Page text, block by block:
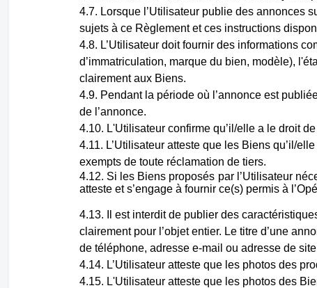
Lorsque l’Utilisateur publie des annonces
sujets à ce Règlement et ces instructions
L’Utilisateur doit fournir des informations
d’immatriculation, marque du bien, modèle),
clairement aux Biens.
Pendant la période où l’annonce est
de l’annonce.
L'Utilisateur confirme qu’il/elle a le droit
L’Utilisateur atteste que les Biens qu’il/
exempts de toute réclamation de tiers.
Si les Biens proposés par l’Utilisateur
atteste et s’engage à fournir ce(s) permis à
Il est interdit de publier des
clairement pour l’objet entier. Le titre d’une
de téléphone, adresse e-mail ou adresse de
L’Utilisateur atteste que les photos des
L'Utilisateur atteste que les photos des